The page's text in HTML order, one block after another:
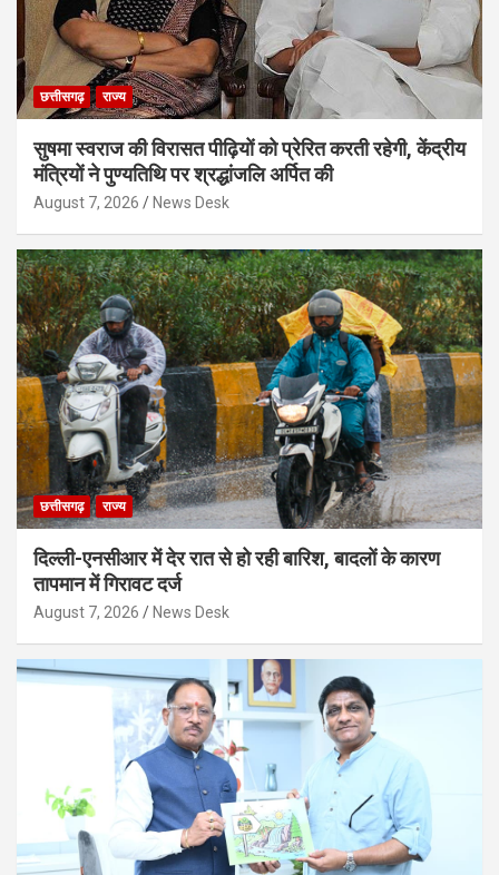
छत्तीसगढ़ राज्य
सुषमा स्वराज की विरासत पीढ़ियों को प्रेरित करती रहेगी, केंद्रीय
मंत्रियों ने पुण्यतिथि पर श्रद्धांजलि अर्पित की
August 7, 2026 News Desk
छत्तीसगढ़ राज्य
दिल्ली-एनसीआर में देर रात से हो रही बारिश, बादलों के कारण
तापमान में गिरावट दर्ज
August 7, 2026 News Desk